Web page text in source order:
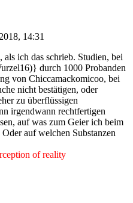
14:31
ich das schrieb. Studien, bei
durch 1000 Probanden
von Chiccamackomicoo, bei
nicht bestätigen, oder
zu überflüssigen
irgendwann rechtfertigen
auf was zum Geier ich beim
auf welchen Substanzen
of reality